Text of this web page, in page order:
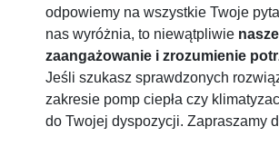
odpowiemy na wszystkie Twoje
nas wyróżnia, to niewątpliwie nasze
zaangażowanie i zrozumienie
Jeśli szukasz sprawdzonych
zakresie pomp ciepła czy
do Twojej dyspozycji. Zapraszamy